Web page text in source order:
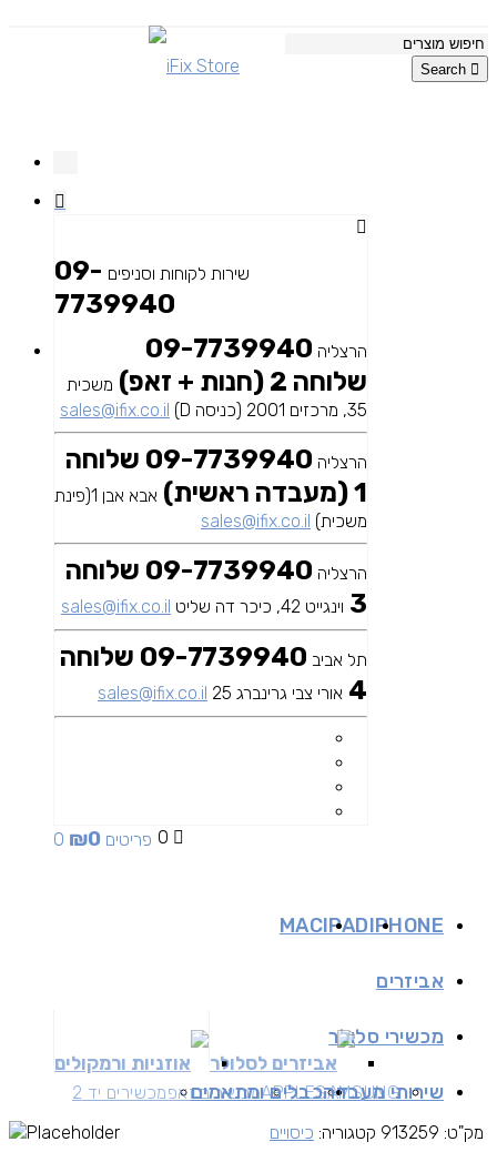
Search
שירות לקוחות וסניפים 09-
7739940
הרצליה 09-7739940
שלוחה 2 (חנות + זאפ)
משכית
35, מרכזים 2001 (כניסה D)
sales@ifix.co.il
הרצליה
09-7739940 שלוחה
1 (מעבדה ראשית)
אבא אבן 1(פינת
משכית) sales@ifix.co.il
הרצליה
09-7739940 שלוחה
3 וינגייט 42, כיכר דה שליט sales@ifix.co.il
תל אביב
09-7739940 שלוחה
4 אורי צבי גרינברג 25 sales@ifix.co.il
0 0 פריטים ₪0
IPHONE
IPAD
MAC
אביזרים
אביזרים לסלולר אוזניות ורמקולים
מכשירי סלולר
SAMSUNG
APPLEמכשירים זאפמכשירים יד 2 שירותי מעבדהכבלים ומתאמים
מק"ט: 913259 קטגוריה: כיסויים